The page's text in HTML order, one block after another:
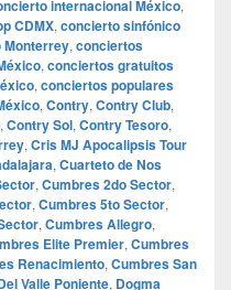
internacional México,
CDMX, concierto sinfónico
Monterrey, conciertos
, conciertos gratuitos
, conciertos populares
, Contry, Contry Club,
, Contry Sol, Contry Tesoro,
, Cris MJ Apocalipsis Tour
, Cuarteto de Nos
, Cumbres 2do Sector,
, Cumbres 5to Sector,
, Cumbres Allegro,
Elite Premier, Cumbres
Renacimiento, Cumbres San
Valle Poniente, Dogma